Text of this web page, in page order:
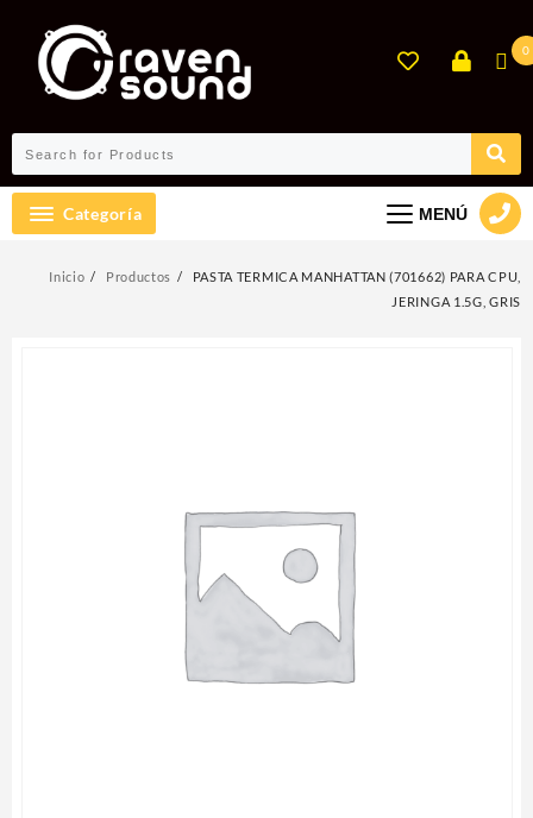
contenido
0
Categoría MENÚ
Inicio Productos
PASTA TERMICA MANHATTAN (701662) PARA CPU,
JERINGA 1.5G, GRIS